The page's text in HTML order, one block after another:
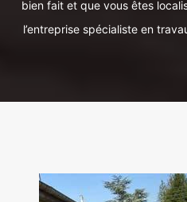
bien fait et que vous êtes
l’entreprise spécialiste en